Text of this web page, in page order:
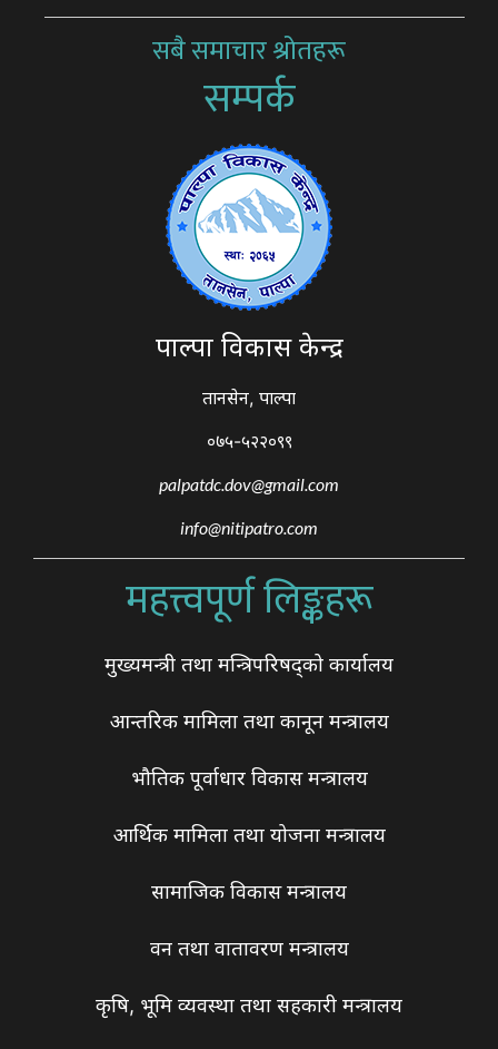
सबै समाचार श्रोतहरू
सम्पर्क
पाल्पा विकास केन्द्र
तानसेन, पाल्पा
०७५-५२२०९९
palpatdc.dov@gmail.com
info@nitipatro.com
महत्त्वपूर्ण लिङ्कहरू
मुख्यमन्त्री तथा मन्त्रिपरिषद्को कार्यालय
आन्तरिक मामिला तथा कानून मन्त्रालय
भौतिक पूर्वाधार विकास मन्त्रालय
आर्थिक मामिला तथा योजना मन्त्रालय
सामाजिक विकास मन्त्रालय
वन तथा वातावरण मन्त्रालय
कृषि, भूमि व्यवस्था तथा सहकारी मन्त्रालय